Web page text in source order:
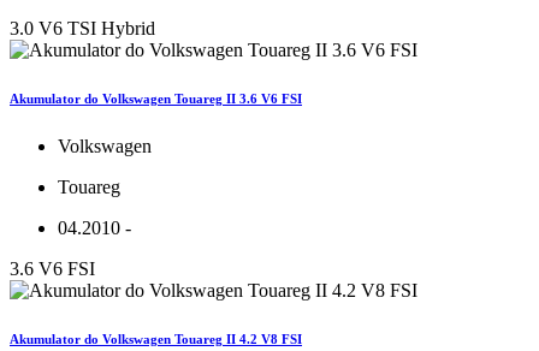
3.0 V6 TSI Hybrid
Akumulator do Volkswagen Touareg II 3.6 V6 FSI
Volkswagen
Touareg
04.2010 -
3.6 V6 FSI
Akumulator do Volkswagen Touareg II 4.2 V8 FSI